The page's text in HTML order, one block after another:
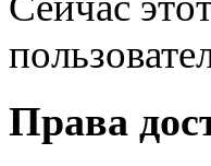
Права